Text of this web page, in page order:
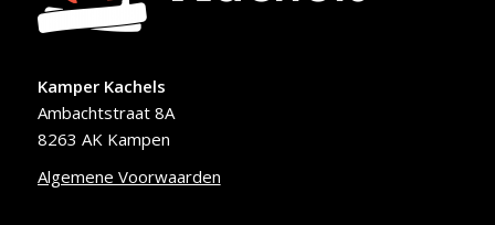
Kamper Kachels
Ambachtstraat 8A
8263 AK Kampen
Algemene Voorwaarden